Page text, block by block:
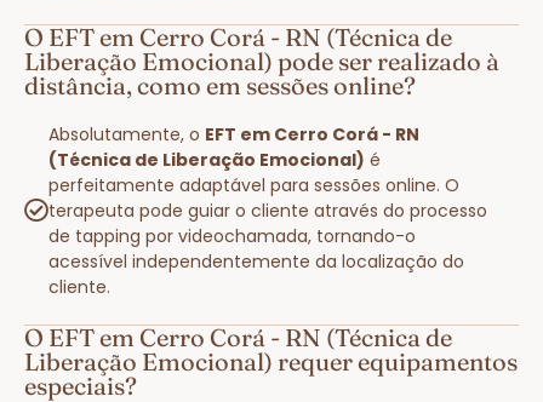
O EFT em Cerro Corá - RN (Técnica de
Liberação Emocional) pode ser realizado à
distância, como em sessões online?
Absolutamente, o EFT em Cerro Corá - RN
(Técnica de Liberação Emocional) é
perfeitamente adaptável para sessões online. O
terapeuta pode guiar o cliente através do processo
de tapping por videochamada, tornando-o
acessível independentemente da localização do
cliente.
O EFT em Cerro Corá - RN (Técnica de
Liberação Emocional) requer equipamentos
especiais?